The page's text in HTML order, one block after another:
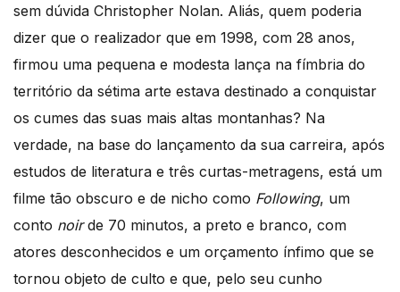
sem dúvida Christopher Nolan. Aliás, quem poderia
dizer que o realizador que em 1998, com 28 anos,
firmou uma pequena e modesta lança na fímbria do
território da sétima arte estava destinado a conquistar
os cumes das suas mais altas montanhas? Na
verdade, na base do lançamento da sua carreira, após
estudos de literatura e três curtas-metragens, está um
filme tão obscuro e de nicho como Following, um
conto noirde 70 minutos, a preto e branco, com
atores desconhecidos e um orçamento ínfimo que se
tornou objeto de culto e que, pelo seu cunho